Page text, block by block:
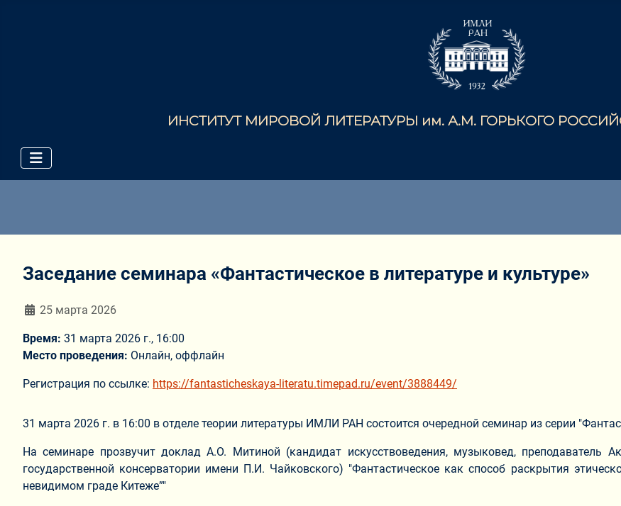
ИНСТИТУТ МИРОВОЙ ЛИТЕРАТУРЫ им. А.М. ГОРЬКОГО
Заседание семинара «Фантастическое в литературе и культуре»
Информация о материале
25 марта 2026
Время: 31 марта 2026 г., 16:00
Место проведения: Онлайн, оффлайн
Регистрация по ссылке: https://fantasticheskaya-literatu.timepad.ru/event/3888449/
31 марта 2026 г. в 16:00 в отделе теории литературы ИМЛИ РАН состоится очередной семинар из серии
На семинаре прозвучит доклад А.О. Митиной (кандидат искусствоведения, музыковед, преподаватель
государственной консерватории имени П.И. Чайковского) "Фантастическое как способ раскрытия
невидимом граде Китеже”"